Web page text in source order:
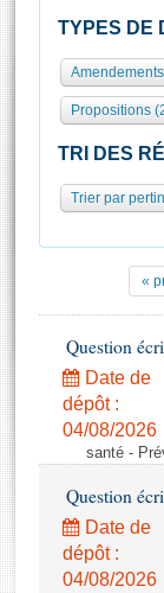
Présidence
577
Groupes
Séance
Europe et
Pétitions
Projets de loi
Propositions
Amendements
Textes adoptés
Rapports
Rapports
Rapports
Rôle et
Présidence
( Constitution
Histoire
Juniors
Anciennes
Liens vers
Visiter
Visite
Assister à
La
Contacts et
Photos
TYPES DE
Propositions
TRI DES
Trier par
«
Question
Date de
dépôt :
04/08/2026
santé -
Question
Date de
dépôt :
04/08/2026